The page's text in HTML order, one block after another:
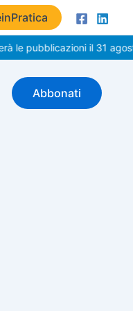
pubblicazioni il 31 agosto.
Abbonati